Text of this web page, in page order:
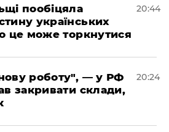
пообіцяла
українських
це може торкнутися
20:44
роботу", — у РФ
закривати склади,
20:24